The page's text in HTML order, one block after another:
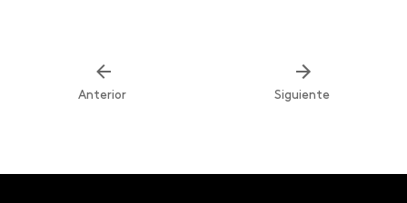
Anterior Siguiente